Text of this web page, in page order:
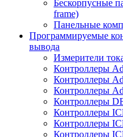
Бескорпусные
frame)
Панельные
Программируемые
вывода
Измерители
Контроллеры
Контроллеры
Контроллеры
Контроллеры
Контроллеры
Контроллеры
Контроллеры